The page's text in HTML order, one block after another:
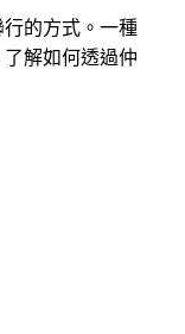
的方式。一種
解如何透過仲